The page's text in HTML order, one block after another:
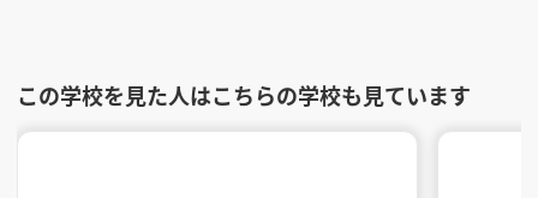
この学校を見た人はこちらの学校も見ています